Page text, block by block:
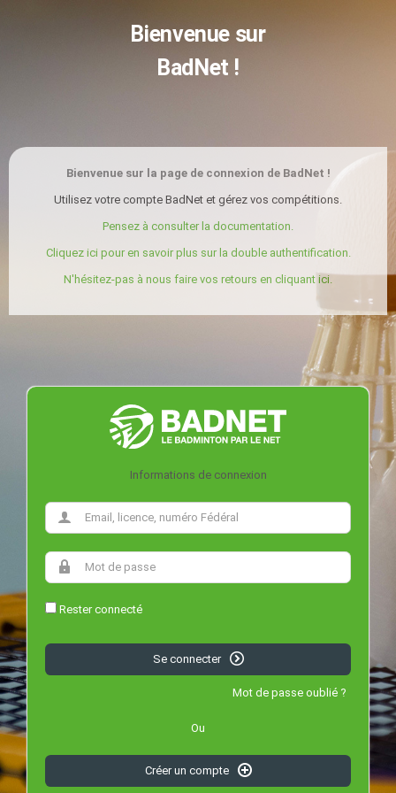
Bienvenue sur
BadNet !
Bienvenue sur la page de connexion de BadNet !
Utilisez votre compte BadNet et gérez vos compétitions.
Pensez à consulter la documentation.
Cliquez ici pour en savoir plus sur la double authentification.
N'hésitez-pas à nous faire vos retours en cliquant ici.
Informations de connexion
Rester connecté
Se connecter
Mot de passe oublié ?
Ou
Créer un compte